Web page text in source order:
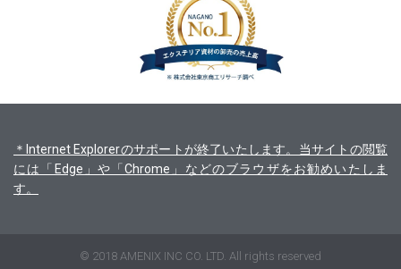
＊Internet Explorerのサポートが終了いたします。当サイトの閲覧
には「Edge」や「Chrome」などのブラウザをお勧めいたしま
す。
© 2018 AMENIX INC CO. LTD. All rights reserved